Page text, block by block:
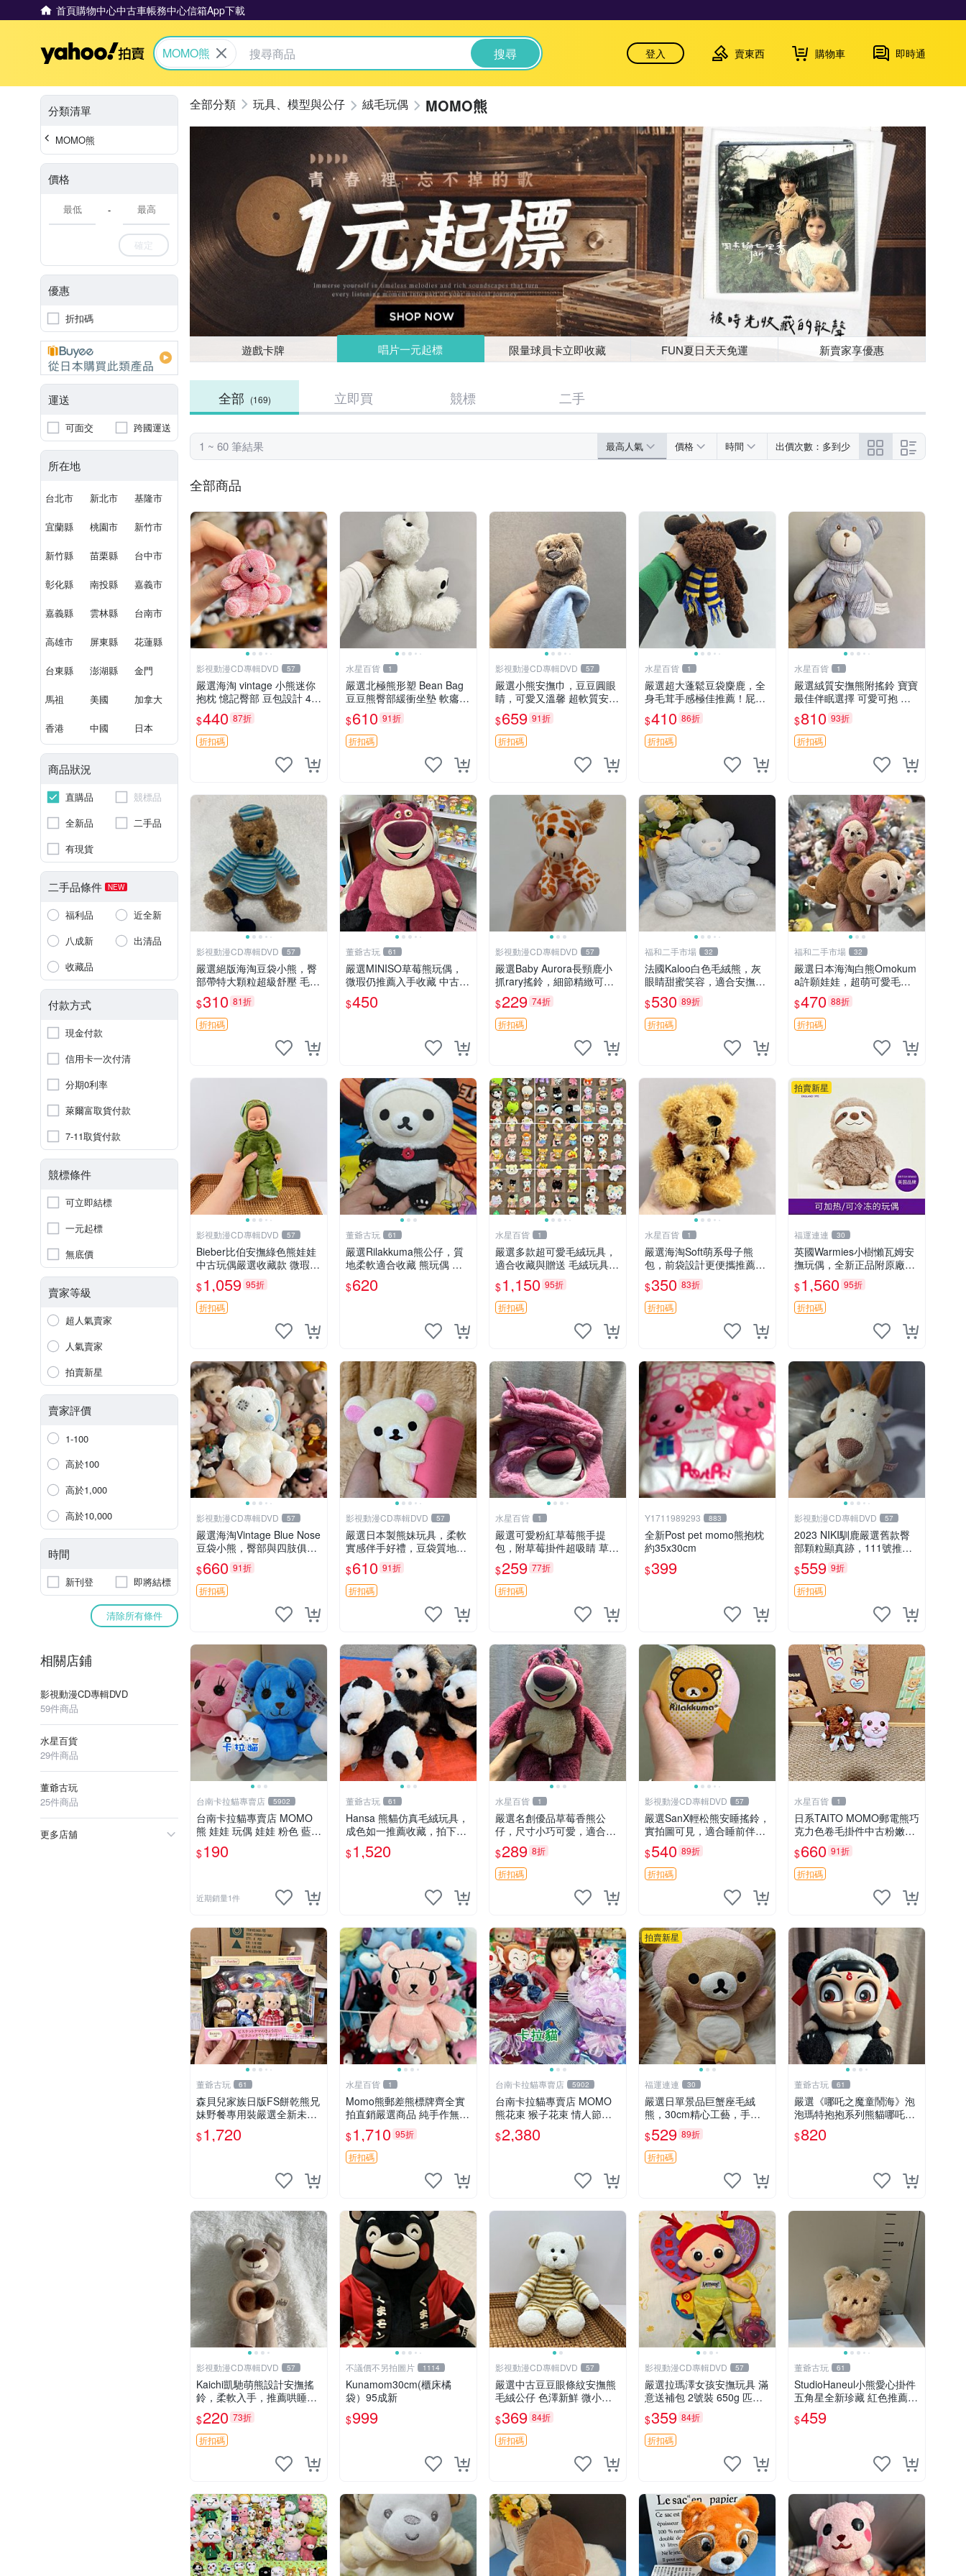
首頁購物中心中古車帳務中心信箱App下載
Yahoo拍賣
MOMO熊 搜尋 登入 賣東西 購物車 即時通
分類清單
MOMO熊
價格
-
確定
優惠
折扣碼
運送
可面交 跨國運送
所在地
台北市 新北市 基隆市
宜蘭縣 桃園市 新竹市
新竹縣 苗栗縣 台中市
彰化縣 南投縣 嘉義市
嘉義縣 雲林縣 台南市
高雄市 屏東縣 花蓮縣
台東縣 澎湖縣 金門
馬祖 美國 加拿大
香港 中國 日本
商品狀況
直購品
競標品
全新品
二手品
有現貨
二手品條件 NEW
福利品
近全新
八成新
出清品
收藏品
付款方式
現金付款
信用卡一次付清
分期0利率
萊爾富取貨付款
7-11取貨付款
競標條件
可立即結標
一元起標
無底價
賣家等級
超人氣賣家
人氣賣家
拍賣新星
賣家評價
1-100
高於100
高於1,000
高於10,000
時間
新刊登 即將結標
清除所有條件
相關店鋪
影視動漫CD專輯DVD
59件商品
水星百貨
29件商品
董爺古玩
25件商品
更多店舖
玩具、模型與公仔 絨毛玩偶 MOMO熊
遊戲卡牌 唱片一元起標 限量球員卡立即收藏 FUN夏日天天免運 新賣家享優惠
全部 (169) 立即買 競標 二手
1 ~ 60 筆結果 最高人氣 價格 時間 出價次數：多到少
全部商品
影視動漫CD專輯DVD 57
嚴選海淘 vintage 小熊迷你
抱枕 憶記臀部 豆包設計 4c
m 高 推薦收藏 迷你豆包小
熊、高臀部、豆袋抱枕
$440 87折
折扣碼
水星百貨 1
嚴選北極熊形塑 Bean Bag
豆豆熊臀部緩衝坐墊 軟癟癟
舒壓設計 保暖又實用 適合
久坐放松 推薦居家使用 RU
SS系列 豆豆熊屁屁坐墊 3D
顆粒結構
$610 91折
折扣碼
影視動漫CD專輯DVD 57
嚴選小熊安撫巾，豆豆圓眼
睛，可愛又溫馨 超軟質安撫
巾，豆豆設計，哄睡好幫手
約克豆豆眼安撫巾 數碼豆豆
眼
$659 91折
折扣碼
水星百貨 1
嚴選超大蓬鬆豆袋麋鹿，全
身毛茸手感極佳推薦！屁股
與四肢填充均勻，適合收藏
與孩童共賞。 麋鹿 豆袋 毛
茸玩具
$410 86折
折扣碼
水星百貨 1
嚴選絨質安撫熊附搖鈴 寶寶
最佳伴眠選擇 可愛可抱 絨
毛玩具 安撫熊 嬰兒用
$810 93折
折扣碼
影視動漫CD專輯DVD 57
嚴選絕版海淘豆袋小熊，臀
部帶特大顆粒超級舒壓 毛毛
摸起來格外順滑適合收藏 10
0%棉質 豆袋枕 豆袋、抱
枕、小熊
$310 81折
折扣碼
董爺古玩 61
嚴選MINISO草莓熊玩偶，
微瑕仍推薦入手收藏 中古 M
INISO 草莓熊 玩具 收藏
$450
影視動漫CD專輯DVD 57
嚴選Baby Aurora長頸鹿小
抓rary搖鈴，細節精緻可聆
聽清脆鈴音 軟萌可愛 定制
紀念 金屬搖鈴 新手媽咪推
薦 長頸鹿 抓rary 搖鈴
$229 74折
折扣碼
福和二手市場 32
法國Kaloo白色毛絨熊，灰
眼睛甜蜜笑容，適合安撫逗
趣可愛，柔軟面料手感佳。
14 白色安撫熊 毛絨玩具 寶
寶逗樂具
$530 89折
折扣碼
福和二手市場 32
嚴選日本海淘白熊Omokum
a許願娃娃，超萌可愛毛絨
公仔推薦收藏 白熊 Omoku
ma 毛絨玩具 偽裝娃娃 玩具
擺飾
$470 88折
折扣碼
影視動漫CD專輯DVD 57
Bieber比伯安撫綠色熊娃娃
中古玩偶嚴選收藏款 微瑕輕
度使用 Bieber綠熊娃娃 中
古玩偶 微瑕
$1,059 95折
折扣碼
董爺古玩 61
嚴選Rilakkuma熊公仔，質
地柔軟適合收藏 熊玩偶 柔
軟 公仔 收藏
$620
水星百貨 1
嚴選多款超可愛毛絨玩具，
適合收藏與贈送 毛絨玩具、
抱枕、公仔
$1,150 95折
折扣碼
水星百貨 1
嚴選海淘Soft萌系母子熊
包，前袋設計更便攜推薦收
藏 母子熊 軟綿綿 包包
$350 83折
折扣碼
拍賣新星
福運連連 30
英國Warmies小樹懶瓦姆安
撫玩偶，全新正品附原廠吊
牌與防塵袋，內藏薰衣草可
加熱，適合各個年齡層，冷
暖兩用享受抱抱樂趣，不容
錯過嚴選好物 溫暖 冷感
$1,560 95折
折扣碼
影視動漫CD專輯DVD 57
嚴選海淘Vintage Blue Nose
豆袋小熊，臀部與四肢俱
全，坐高11公分，附原盒與
吊牌收藏。藍鼻子小熊，值
得擁有 玩具 憶熊
$660 91折
折扣碼
影視動漫CD專輯DVD 57
嚴選日本製熊妹玩具，柔軟
實感伴手好禮，豆袋質地手
感佳，抱枕小熊 recom 推薦
白色豆袋 玩具
$610 91折
折扣碼
水星百貨 1
嚴選可愛粉紅草莓熊手提
包，附草莓掛件超吸睛 草莓
熊手提包 草莓掛件 可愛port
unese
$259 77折
折扣碼
Y1711989293 883
全新Post pet momo熊抱枕
約35x30cm
$399
影視動漫CD專輯DVD 57
2023 NIKI馴鹿嚴選舊款臀
部顆粒顯真跡，111號推薦
珍藏品 馴鹿 舊款 尾巴顆粒
$559 9折
折扣碼
台南卡拉貓專賣店 5902
台南卡拉貓專賣店 MOMO
熊 娃娃 玩偶 娃娃 粉色 藍色
2色分售
$190
近期銷量1件
董爺古玩 61
Hansa 熊貓仿真毛絨玩具，
成色如一推薦收藏，拍下無
疑心 熊貓 毛絨玩具 收藏
$1,520
水星百貨 1
嚴選名創優品草莓香熊公
仔，尺寸小巧可愛，適合收
藏賞玩 30cm 玩具 公仔 草
莓熊
$289 8折
折扣碼
影視動漫CD專輯DVD 57
嚴選SanX輕松熊安睡搖鈴，
實拍圖可見，適合睡前伴
侶， Picks安撫好物 0325
懸吊 電腦
$540 89折
折扣碼
水星百貨 1
日系TAITO MOMO郵電熊巧
克力色卷毛掛件中古粉嫩玩
偶微瑕推薦 postpet momo
郵電熊 中古玩偶
$660 91折
折扣碼
董爺古玩 61
森貝兒家族日版FS餅乾熊兄
妹野餐專用裝嚴選全新未開
封，包含兩組大童款紙盒
裝，適合收藏與分享。 餅乾
$1,720
水星百貨 1
Momo熊郵差熊標牌齊全實
拍直銷嚴選商品 純手作無修
圖可收藏 郵差熊 Momo熊
標牌 商品
$1,710 95折
折扣碼
台南卡拉貓專賣店 5902
台南卡拉貓專賣店 MOMO
熊花束 猴子花束 情人節禮
物 二選一 可繡字 可今天寄
明天到
$2,380
拍賣新星
福運連連 30
嚴選日單景品巨蟹座毛絨
熊，30cm精心工藝，手感
軟糯推薦收藏送人 巨蟹座
毛絨玩具 精緻做工
$529 89折
折扣碼
董爺古玩 61
嚴選《哪吒之魔童鬧海》泡
泡瑪特抱抱系列熊貓哪吒搪
膠臉毛絨， STATE：如圖顯
示 哪吒 毛絨公仔 泡泡瑪特
$820
影視動漫CD專輯DVD 57
Kaichi凱馳萌熊設計安撫搖
鈴，柔軟入手，推薦哄睡好
選擇 熊公仔 安撫玩具 喂食
環
$220 73折
折扣碼
不議價不另拍圖片 1114
Kunamom30cm(櫃床橘
袋）95成新
$999
影視動漫CD專輯DVD 57
嚴選中古豆豆眼條紋安撫熊
毛絨公仔 色澤新鮮 微小瑕
疵可收藏 中古 安撫熊 條紋
公仔
$369 84折
折扣碼
影視動漫CD專輯DVD 57
嚴選拉瑪澤女孩安撫玩具 滿
意送補包 2號裝 650g 匹配
嬰幼童舒壓好伴侶 女孩專用
安心選擇 安撫玩偶 衝包 玩
具
$359 84折
折扣碼
董爺古玩 61
StudioHaneul小熊愛心掛件
五角星全新珍藏 紅色推薦收
藏 玩具掛飾 掛件 新品
$459